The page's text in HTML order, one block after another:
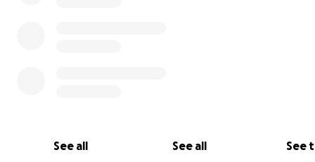
See all See all See